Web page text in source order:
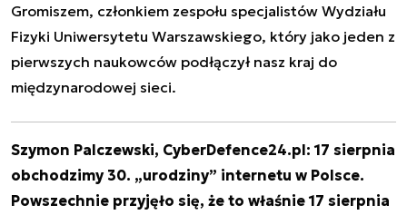
Gromiszem, członkiem zespołu specjalistów Wydziału
Fizyki Uniwersytetu Warszawskiego, który jako jeden z
pierwszych naukowców podłączył nasz kraj do
międzynarodowej sieci.
Szymon Palczewski, CyberDefence24.pl: 17 sierpnia
obchodzimy 30. „urodziny” internetu w Polsce.
Powszechnie przyjęło się, że to właśnie 17 sierpnia